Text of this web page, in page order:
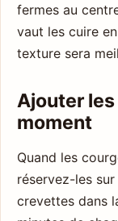
fermes au
vaut les cuire
texture sera
Ajouter
moment
Quand les
réservez-les
crevettes dans